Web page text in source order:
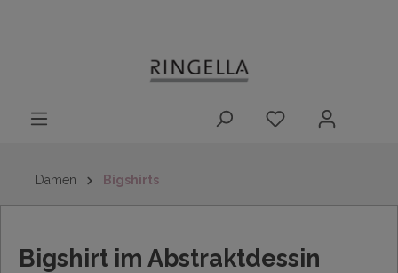
Damen Bigshirts
Bigshirt im Abstraktdessin